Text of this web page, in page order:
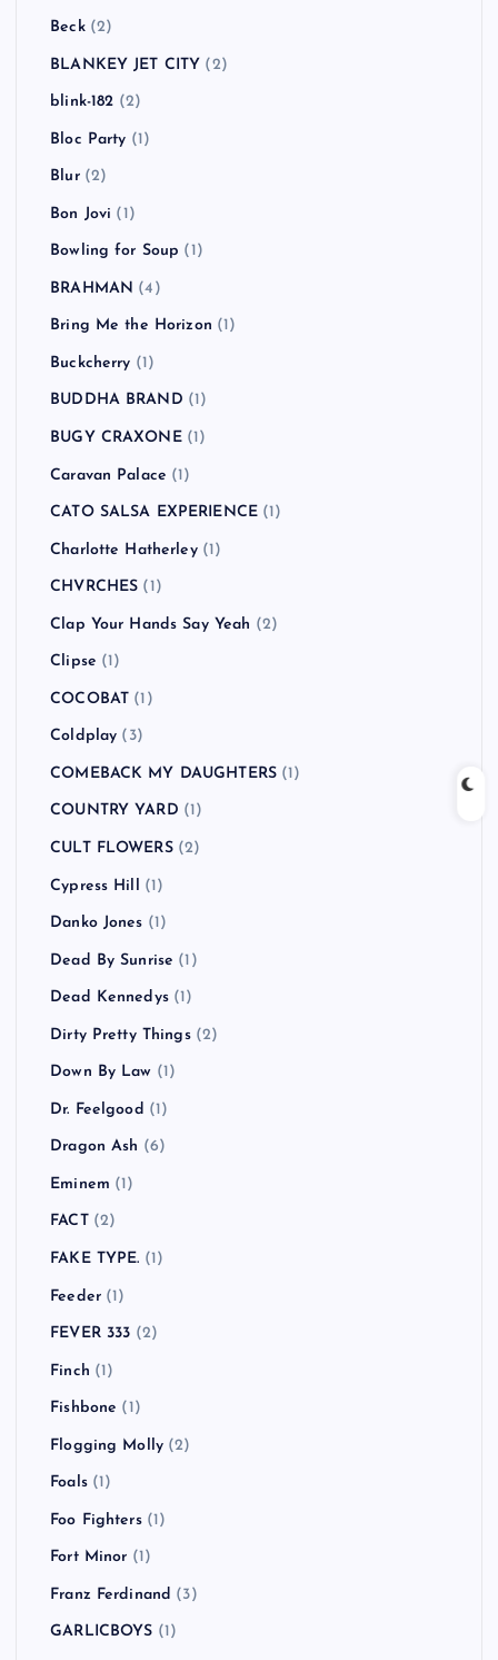
Beck(2)
BLANKEY JET CITY (2)
blink-182 (2)
Bloc Party (1)
Blur(2)
Bon Jovi (1)
Bowling for Soup (1)
BRAHMAN (4)
Bring Me the Horizon (1)
Buckcherry (1)
BUDDHA BRAND (1)
BUGY CRAXONE(1)
Caravan Palace (1)
CATO SALSA EXPERIENCE (1)
Charlotte Hatherley(1)
CHVRCHES (1)
Clap Your Hands Say Yeah (2)
Clipse (1)
COCOBAT (1)
Coldplay (3)
COMEBACK MY DAUGHTERS (1)
COUNTRY YARD (1)
CULT FLOWERS(2)
Cypress Hill (1)
Danko Jones (1)
Dead By Sunrise (1)
Dead Kennedys(1)
Dirty Pretty Things(2)
Down By Law (1)
Dr. Feelgood (1)
Dragon Ash (6)
Eminem (1)
FACT(2)
FAKE TYPE. (1)
Feeder(1)
FEVER 333 (2)
Finch (1)
Fishbone (1)
Flogging Molly (2)
Foals(1)
Foo Fighters(1)
Fort Minor (1)
Franz Ferdinand (3)
GARLICBOYS (1)